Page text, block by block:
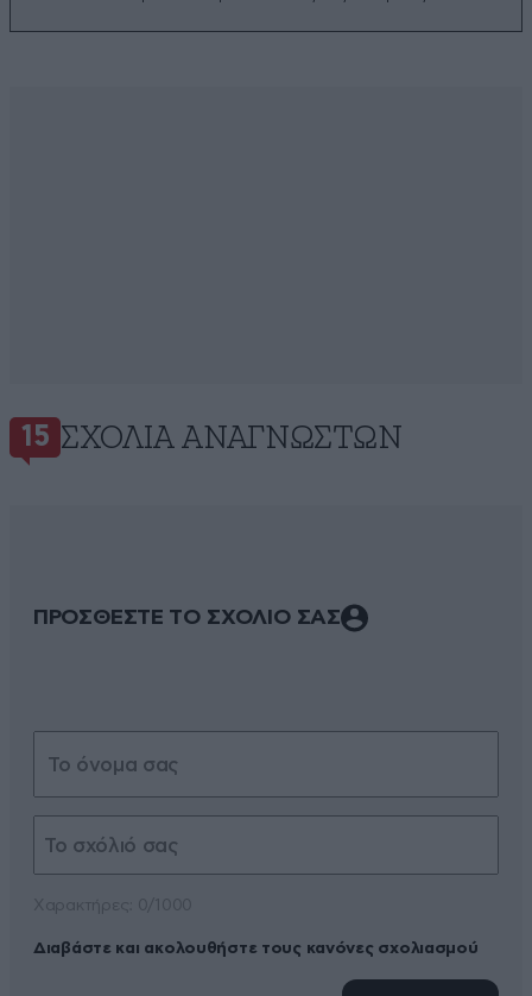
15 ΣΧΌΛΙΑ ΑΝΑΓΝΩΣΤΏΝ
ΠΡΟΣΘΕΣΤΕ ΤΟ ΣΧΟΛΙΟ ΣΑΣ
Διαβάστε και ακολουθήστε τους κανόνες σχολιασμού